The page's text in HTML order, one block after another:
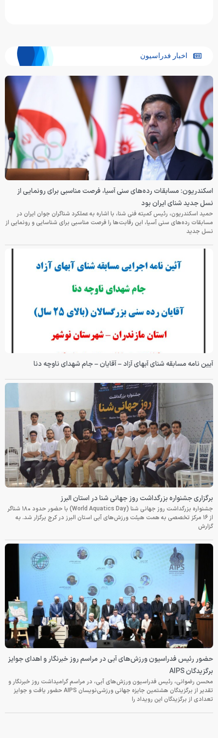
اخبار فدراسیون
اسکندریون: مسابقات رده‌های سنی آسیا، فرصت مناسبی برای رونمایی از
نسل جدید شنای ایران بود
حمید اسکندریون، رئیس کمیته فنی شنا، با اشاره به عملکرد شناگران جوان ایران در
مسابقات رده‌های سنی آسیا، این رقابت‌ها را فرصت مناسبی برای شناسایی و رونمایی از
نسل جدید
آیین نامه مسابقه شنای آبهای آزاد – آقایان – جام شهدای ناوچه دنا
برگزاری جشنواره بزرگداشت روز جهانی شنا در استان البرز
جشنواره بزرگداشت روز جهانی شنا (World Aquatics Day) با حضور حدود ۱۸۰ شناگر
از ۱۶ مرکز تخصصی به همت هیئت ورزش‌های آبی استان البرز در کرج برگزار شد. به
گزارش
حضور رئیس فدراسیون ورزش‌های آبی در مراسم روز خبرنگار و اهدای جوایز
برگزیدگان AIPS
محسن رضوانی، رئیس فدراسیون ورزش‌های آبی، در مراسم گرامیداشت روز خبرنگار و
تقدیر از برگزیدگان هشتمین جایزه جهانی ورزشی‌نویسان AIPS حضور یافت و جوایز
تعدادی از برگزیدگان این رویداد را